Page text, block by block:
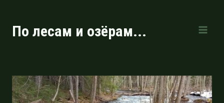
содержимому
По лесам и озёрам...